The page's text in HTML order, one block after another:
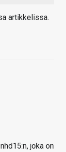
artikkelissa.
joka on